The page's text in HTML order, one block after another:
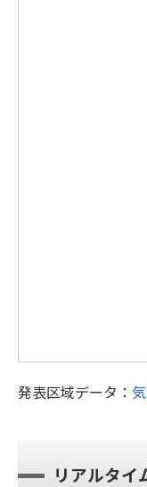
発表区域データ：
リアルタイ